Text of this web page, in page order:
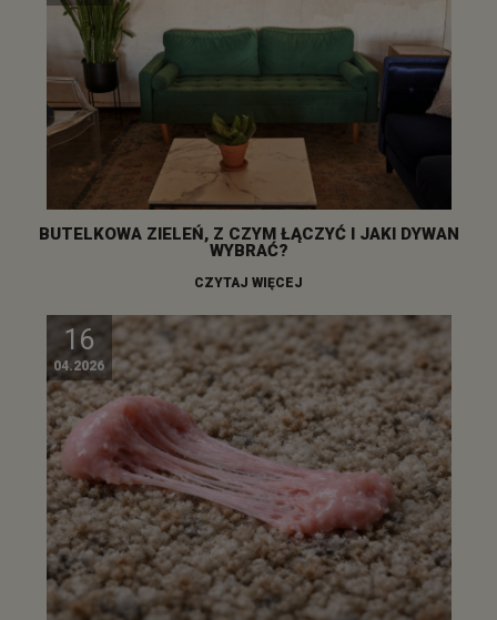
BUTELKOWA ZIELEŃ, Z CZYM ŁĄCZYĆ I JAKI DYWAN
WYBRAĆ?
CZYTAJ WIĘCEJ
16
04.2026